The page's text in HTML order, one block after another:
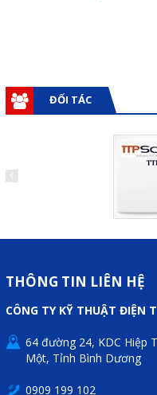
ĐỐI TÁC
THÔNG TIN LIÊN HỆ
CÔNG TY KỸ THUẬT ĐIỆN
64 đường 24, KDC Hiệp
Một, Tỉnh Bình Dương
0909 199 102